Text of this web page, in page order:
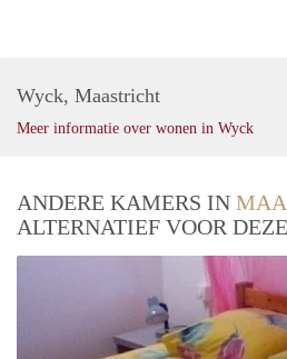
Wyck, Maastricht
Meer informatie over wonen in Wyck
ANDERE KAMERS IN
ALTERNATIEF VOOR